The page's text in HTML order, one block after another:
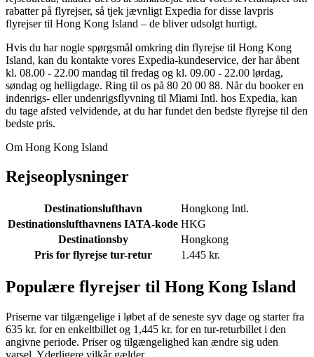
rabatter på flyrejser, så tjek jævnligt Expedia for disse lavpris
flyrejser til Hong Kong Island – de bliver udsolgt hurtigt.
Hvis du har nogle spørgsmål omkring din flyrejse til Hong Kong
Island, kan du kontakte vores Expedia-kundeservice, der har åbent
kl. 08.00 - 22.00 mandag til fredag og kl. 09.00 - 22.00 lørdag,
søndag og helligdage. Ring til os på 80 20 00 88. Når du booker en
indenrigs- eller undenrigsflyvning til Miami Intl. hos Expedia, kan
du tage afsted velvidende, at du har fundet den bedste flyrejse til den
bedste pris.
Om Hong Kong Island
Rejseoplysninger
Destinationslufthavn
Hongkong Intl.
Destinationslufthavnens IATA-kode HKG
Destinationsby
Hongkong
Pris for flyrejse tur-retur
1.445 kr.
Populære flyrejser til Hong Kong Island
Priserne var tilgængelige i løbet af de seneste syv dage og starter fra
635 kr. for en enkeltbillet og 1,445 kr. for en tur-returbillet i den
angivne periode. Priser og tilgængelighed kan ændre sig uden